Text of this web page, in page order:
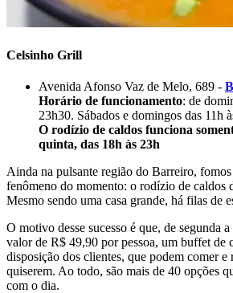
Celsinho Grill
Avenida Afonso Vaz de Melo, 689 -
Horário de funcionamento: de
23h30. Sábados e domingos das 11h
O rodízio de caldos funciona
quinta, das 18h às 23h
Ainda na pulsante região do Barreiro,
fenômeno do momento: o rodízio de caldos
Mesmo sendo uma casa grande, há filas de
O motivo desse sucesso é que, de segunda a
valor de R$ 49,90 por pessoa, um buffet de
disposição dos clientes, que podem comer e
quiserem. Ao todo, são mais de 40 opções
com o dia.